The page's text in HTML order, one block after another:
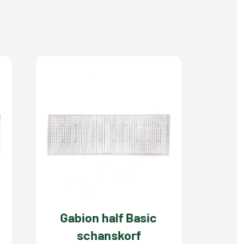
Gabion half Basic
schanskorf